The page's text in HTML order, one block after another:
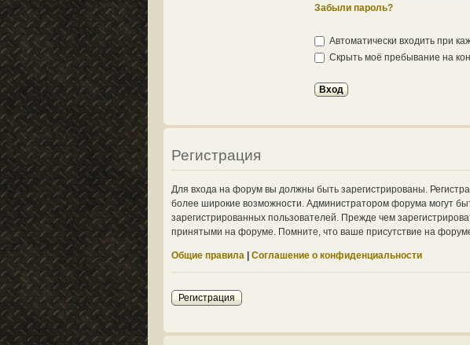
Забыли пароль?
Автоматически входить при
Скрыть моё пребывание на
Регистрация
Для входа на форум вы должны быть зарегистрированы.
более широкие возможности. Администратором форума могут
зарегистрированных пользователей. Прежде чем
принятыми на форуме. Помните, что ваше присутствие на
Общие правила | Соглашение о конфиденциальности
Регистрация